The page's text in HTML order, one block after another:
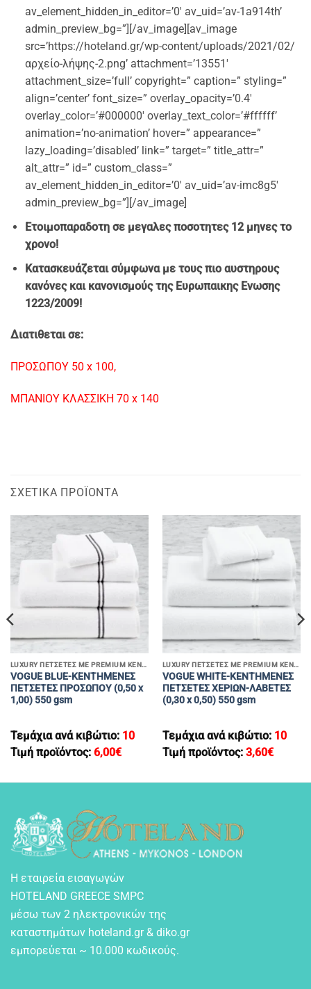
av_element_hidden_in_editor=’0′ av_uid=’av-1a914th’
admin_preview_bg=”][/av_image][av_image
src=’https://hoteland.gr/wp-content/uploads/2021/02/
αρχείο-λήψης-2.png’ attachment=’13551′
attachment_size=’full’ copyright=” caption=” styling=”
align=’center’ font_size=” overlay_opacity=’0.4′
overlay_color=’#000000′ overlay_text_color=’#ffffff’
animation=’no-animation’ hover=” appearance=”
lazy_loading=’disabled’ link=” target=” title_attr=”
alt_attr=” id=” custom_class=”
av_element_hidden_in_editor=’0′ av_uid=’av-imc8g5′
admin_preview_bg=”][/av_image]
Ετοιμοπαραδοτη σε μεγαλες ποσοτητες 12 μηνες το
χρονο!
Κατασκευάζεται σύμφωνα με τους πιο αυστηρους
κανόνες και κανονισμούς της Ευρωπαικης Ενωσης
1223/2009!
Διατιθεται σε:
ΠΡΟΣΩΠΟΥ 50 x 100,
ΜΠΑΝΙΟΥ KΛΑΣΣΙΚΗ 70 x 140
ΣΧΕΤΙΚΆ ΠΡΟΪΌΝΤΑ
LUXURY ΠΕΤΣΕΤΕΣ ΜΕ PREMIUM ΚΕΝΤΗΜΑΤΑ
VOGUE BLUE-KENTHMENEΣ
ΠΕΤΣΕΤΕΣ ΠΡΟΣΩΠΟΥ (0,50 x
1,00) 550 gsm
Τεμάχια ανά κιβώτιο: 10
Τιμή προϊόντος: 6,00€
LUXURY ΠΕΤΣΕΤΕΣ ΜΕ PREMIUM ΚΕΝΤΗΜΑΤΑ
VOGUE WHITE-KENTHMENEΣ
ΠΕΤΣΕΤΕΣ ΧΕΡΙΩΝ-ΛΑΒΕΤΕΣ
(0,30 x 0,50) 550 gsm
Τεμάχια ανά κιβώτιο: 10
Τιμή προϊόντος: 3,60€
Η εταιρεία εισαγωγών
HOTELAND GREECE SMPC
μέσω των 2 ηλεκτρονικών της
καταστημάτων hoteland.gr & diko.gr
εμπορεύεται ~ 10.000 κωδικούς.